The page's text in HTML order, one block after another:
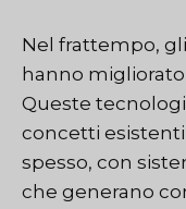
Nel frattempo,
hanno
Queste
concetti
spesso, con
che generano